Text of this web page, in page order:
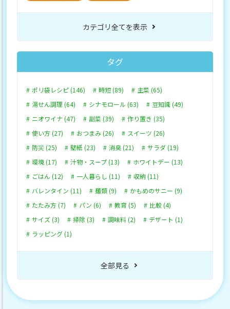
カテゴリ全てを表示
タグ
ポリ袋レシピ (146) 時短 (89)
主菜 (65)
湯せん調理 (64)
シナモロール (63)
豆知識 (49)
ニオワイナ (47)
副菜 (39)
作り置き (35)
使い方 (27)
おつまみ (26)
スイーツ (26)
防災 (25)
壁紙 (23) 消臭 (21)
サラダ (19)
環境 (17)
汁物・スープ (13)
ホワイトデー (13)
ごはん (12)
一人暮らし (11)
収納 (11)
バレンタイン (11)
麺類 (9)
かもめのサニー (9)
たたみ方 (7)
パン (6) 教育 (5)
比較 (4)
サイズ (3)
掃除 (3) 調味料 (2)
デザート (1)
ラッピング (1)
全部見る